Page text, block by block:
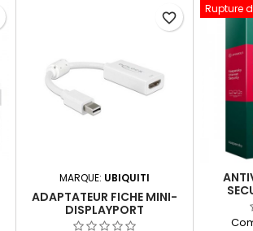
MARQUE: UBIQUITI
ADAPTATEUR FICHE MINI-
DISPLAYPORT
favorite_border
Rupture